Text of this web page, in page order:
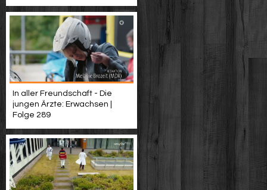
In aller Freundschaft - Die
jungen Ärzte: Erwachsen |
Folge 289